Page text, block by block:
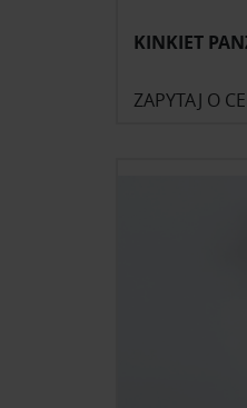
KINKIET
ZAPYTAJ O